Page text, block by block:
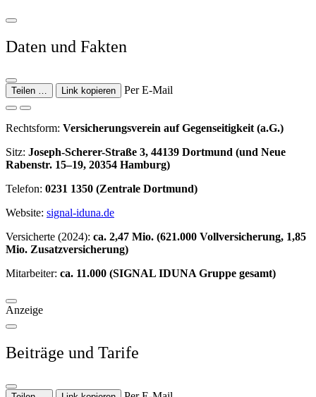
Daten und Fakten
Teilen … Link kopieren Per E-Mail
Rechtsform: Versicherungsverein auf Gegenseitigkeit (a.G.)
Sitz: Joseph-Scherer-Straße 3, 44139 Dortmund (und Neue
Rabenstr. 15–19, 20354 Hamburg)
Telefon: 0231 1350 (Zentrale Dortmund)
Website: signal-iduna.de
Versicherte (2024): ca. 2,47 Mio. (621.000 Vollversicherung, 1,85
Mio. Zusatzversicherung)
Mitarbeiter: ca. 11.000 (SIGNAL IDUNA Gruppe gesamt)
Anzeige
Beiträge und Tarife